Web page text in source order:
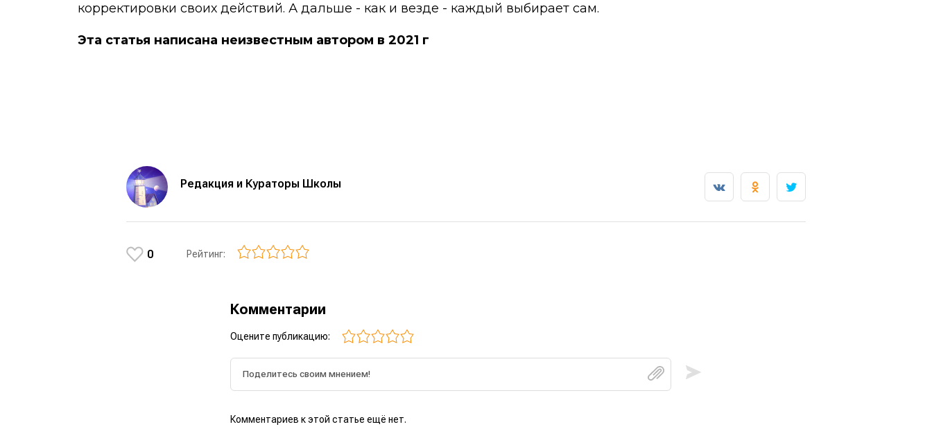
корректировки своих действий. А дальше - как и везде - каждый выбирает сам.
Эта статья написана неизвестным автором в 2021 г
Редакция и Кураторы Школы
0 Рейтинг:
Комментарии
Оцените публикацию:
Комментариев к этой статье ещё нет.